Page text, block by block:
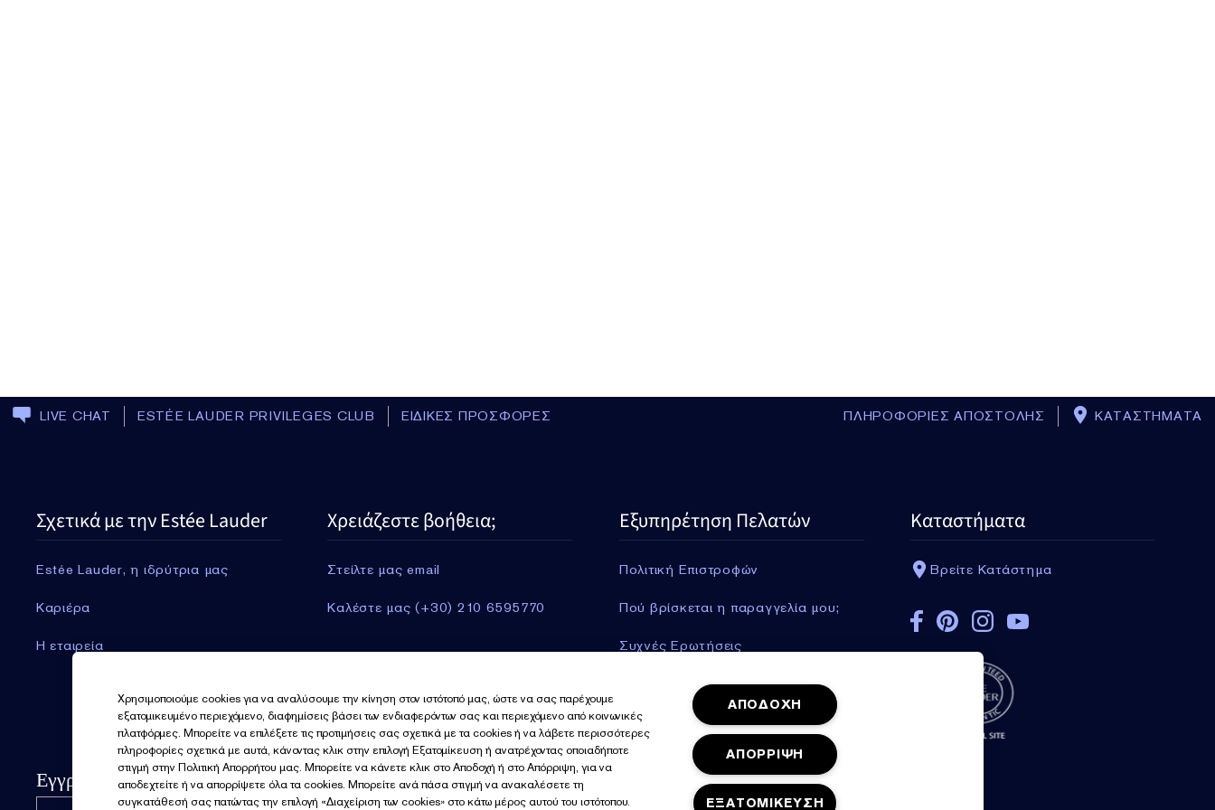
LIVE CHAT ESTÉE LAUDER PRIVILEGES CLUB ΕΙΔΙΚΕΣ ΠΡΟΣΦΟΡΕΣ ΠΛΗΡΟΦΟΡΙΕΣ ΑΠΟΣΤΟΛΗΣ ΚΑΤΑΣΤΗΜΑΤΑ
Σχετικά με την Estée Lauder
Estée Lauder, η ιδρύτρια μας
Καριέρα
Η εταιρεία
Χρειάζεστε βοήθεια;
Στείλτε μας email
Καλέστε μας (+30) 210 6595770
Εξυπηρέτηση Πελατών
Πολιτική Επιστροφών
Πού βρίσκεται η παραγγελία μου;
Συχνές Ερωτήσεις
Πληροφορίες Αποστολής
Περισσότερα
Καταστήματα
Βρείτε Κατάστημα
Εγγραφείτε για νέα
Χρησιμοποιούμε cookies για να αναλύσουμε την κίνηση στον ιστότοπό μας, ώστε να σας παρέχουμε
εξατομικευμένο περιεχόμενο, διαφημίσεις βάσει των ενδιαφερόντων σας και περιεχόμενο από κοινωνικές
πλατφόρμες. Μπορείτε να επιλέξετε τις προτιμήσεις σας σχετικά με τα cookies ή να λάβετε περισσότερες
πληροφορίες σχετικά με αυτά, κάνοντας κλικ στην επιλογή Εξατομίκευση ή ανατρέχοντας οποιαδήποτε
στιγμή στην Πολιτική Απορρήτου μας. Μπορείτε να κάνετε κλικ στο Αποδοχή ή στο Απόρριψη, για να
αποδεχτείτε ή να απορρίψετε όλα τα cookies. Μπορείτε ανά πάσα στιγμή να ανακαλέσετε τη
συγκατάθεσή σας πατώντας την επιλογή «Διαχείριση των cookies» στο κάτω μέρος αυτού του ιστότοπου.
ΑΠΟΔΟΧΗ
ΑΠΟΡΡΙΨΗ
ΕΞΑΤΟΜΙΚΕΥΣΗ